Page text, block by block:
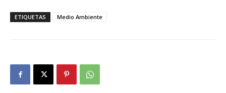
ETIQUETAS Medio Ambiente